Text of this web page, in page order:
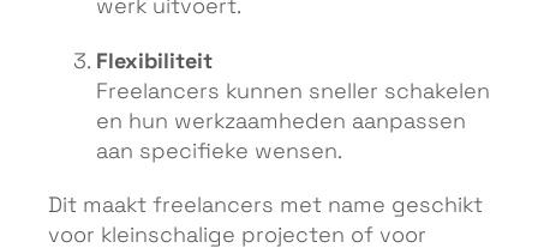
werk uitvoert.
Flexibiliteit
Freelancers kunnen sneller schakelen
en hun werkzaamheden aanpassen
aan specifieke wensen.
Dit maakt freelancers met name geschikt
voor kleinschalige projecten of voor